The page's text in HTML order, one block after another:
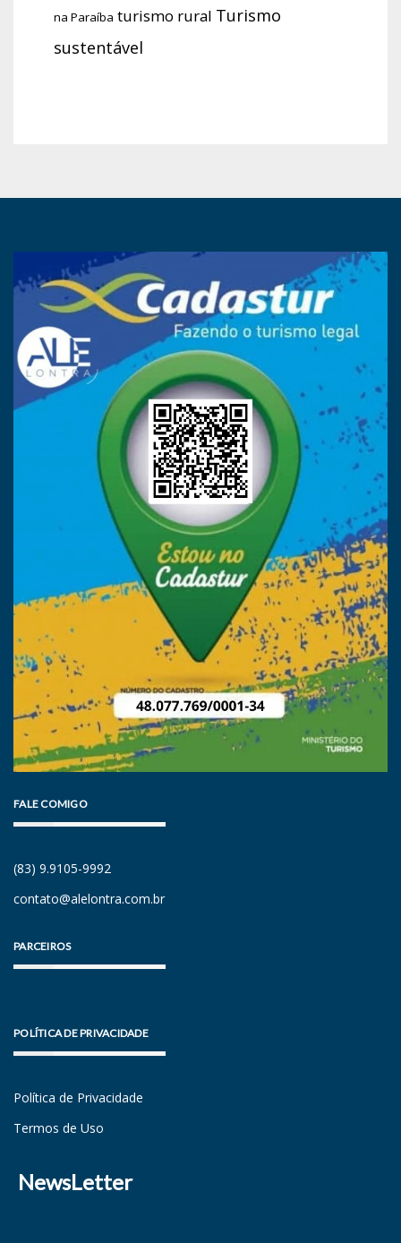
na Paraíba turismo rural Turismo
sustentável
FALE COMIGO
(83) 9.9105-9992
contato@alelontra.com.br
PARCEIROS
POLÍTICA DE PRIVACIDADE
Política de Privacidade
Termos de Uso
NewsLetter